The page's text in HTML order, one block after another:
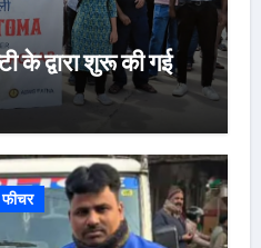
के द्वारा शुरू की गई
फीचर